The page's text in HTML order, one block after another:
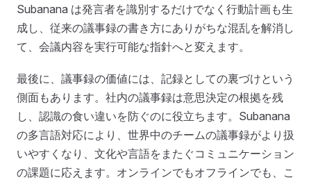
Subanana は発言者を識別するだけでなく行動計画も生
成し、従来の議事録の書き方にありがちな混乱を解消し
て、会議内容を実行可能な指針へと変えます。
最後に、議事録の価値には、記録としての裏づけという
側面もあります。社内の議事録は意思決定の根拠を残
し、認識の食い違いを防ぐのに役立ちます。Subanana
の多言語対応により、世界中のチームの議事録がより扱
いやすくなり、文化や言語をまたぐコミュニケーション
の課題に応えます。オンラインでもオフラインでも、こ